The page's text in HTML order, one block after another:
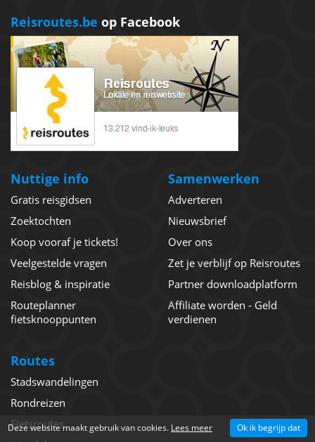
Reisroutes.be op Facebook
Nuttige info
Gratis reisgidsen
Zoektochten
Koop vooraf je tickets!
Veelgestelde vragen
Reisblog & inspiratie
Routeplanner
fietsknooppunten
Samenwerken
Adverteren
Nieuwsbrief
Over ons
Zet je verblijf op Reisroutes
Partner downloadplatform
Affiliate worden - Geld
verdienen
Routes
Stadswandelingen
Rondreizen
Fietsroutes
Deze website maakt gebruik van cookies. Lees meer Ok ik begrijp dat